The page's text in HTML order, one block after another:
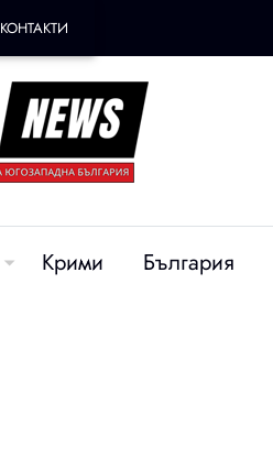
КОНТАКТИ
Крими България